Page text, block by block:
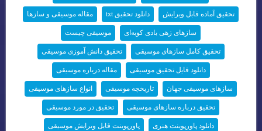
تحقیق آماده قابل ویرایش دانلود تحقیق txt مقاله موسیقی و سازها
سازهای زهی بادی کوبه‌ای موسیقی چیست
تحقیق کامل سازهای موسیقی تحقیق دانش آموزی موسیقی
دانلود فایل تحقیق موسیقی مقاله درباره موسیقی
سازهای موسیقی جهان تاریخچه موسیقی انواع سازهای موسیقی
تحقیق درباره سازهای موسیقی تحقیق در مورد موسیقی
دانلود پاورپوینت هنری پاورپوینت قابل ویرایش موسیقی